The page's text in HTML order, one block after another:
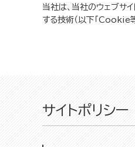
当社は、当社のウェブサ
する技術（以下「Cookie
サイトポリシー